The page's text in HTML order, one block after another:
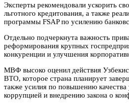
Эксперты рекомендовали ускорить
льготного кредитования, а также
программы FSAP по усилению
Отдельно подчеркнута важность
реформирования крупных
конкуренции и улучшения
МВФ высоко оценил действия
ВТО, которое страна планирует
также усилия по повышению качества
коррупцией и внедрению закона о